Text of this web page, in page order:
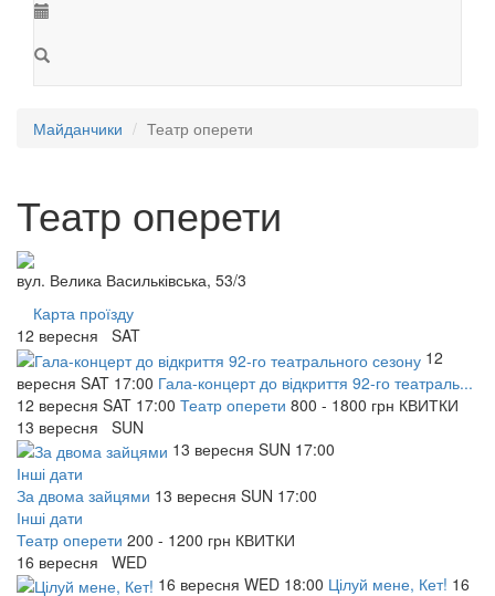
Майданчики Театр оперети
Театр оперети
вул. Велика Васильківська, 53/3
Карта проїзду
12 вересня SAT
12
вересня SAT 17:00 Гала-концерт до відкриття 92-го театраль...
12 вересня SAT 17:00 Театр оперети 800 - 1800 грн КВИТКИ
13 вересня SUN
13 вересня SUN 17:00
Інші дати
За двома зайцями 13 вересня SUN 17:00
Інші дати
Театр оперети 200 - 1200 грн КВИТКИ
16 вересня WED
16 вересня WED 18:00 Цілуй мене, Кет! 16